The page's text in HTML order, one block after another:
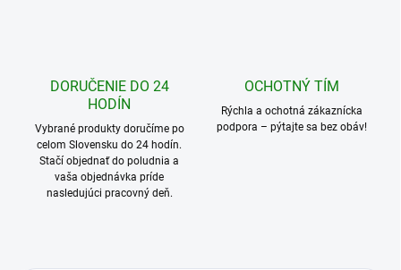
DORUČENIE DO 24
HODÍN
Vybrané produkty doručíme po
celom Slovensku do 24 hodín.
Stačí objednať do poludnia a
vaša objednávka príde
nasledujúci pracovný deň.
OCHOTNÝ TÍM
Rýchla a ochotná zákaznícka
podpora – pýtajte sa bez obáv!